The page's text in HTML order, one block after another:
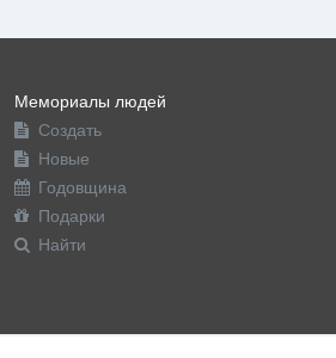
Мемориалы людей
Создать
Новые
Годовщина
Подарки
Найти